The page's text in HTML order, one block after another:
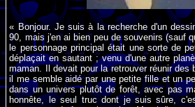
« Bonjour. Je suis à la recherche d'un
90, mais j'en ai bien peu de souvenirs (sauf
le personnage principal était une sorte de
déplaçait en sautant ; venu d'une autre
maman. Il devait pour la retrouver réunir des
il me semble aidé par une petite fille et un
dans un univers plutôt de forêt, avec pas
honnête, le seul truc dont je suis sûre,